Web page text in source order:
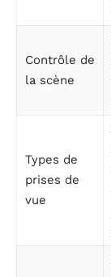
Contrôle de
la scène
Types de
prises de
vue